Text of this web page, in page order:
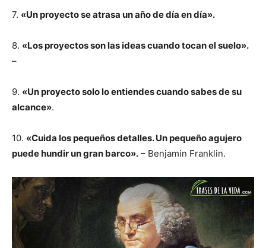
7. «Un proyecto se atrasa un año de día en día».
8. «Los proyectos son las ideas cuando tocan el suelo».
–
9. «Un proyecto solo lo entiendes cuando sabes de su
alcance».
10. «Cuida los pequeños detalles. Un pequeño agujero
puede hundir un gran barco». – Benjamin Franklin.